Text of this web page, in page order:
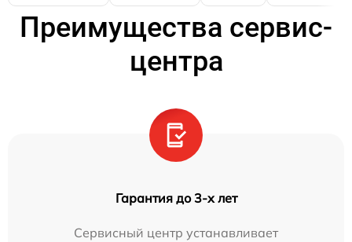
Преимущества сервис-
центра
Гарантия до 3-х лет
Сервисный центр устанавливает